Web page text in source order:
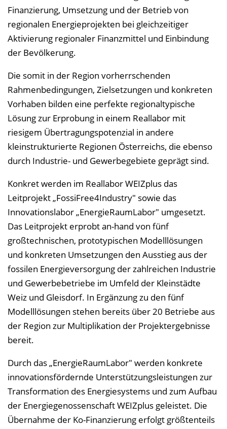
Finanzierung, Umsetzung und der Betrieb von
regionalen Energieprojekten bei gleichzeitiger
Aktivierung regionaler Finanzmittel und Einbindung
der Bevölkerung.
Die somit in der Region vorherrschenden
Rahmenbedingungen, Zielsetzungen und konkreten
Vorhaben bilden eine perfekte regionaltypische
Lösung zur Erprobung in einem Reallabor mit
riesigem Übertragungspotenzial in andere
kleinstrukturierte Regionen Österreichs, die ebenso
durch Industrie- und Gewerbegebiete geprägt sind.
Konkret werden im Reallabor WEIZplus das
Leitprojekt „FossiFree4Industry" sowie das
Innovationslabor „EnergieRaumLabor" umgesetzt.
Das Leitprojekt erprobt an-hand von fünf
großtechnischen, prototypischen Modelllösungen
und konkreten Umsetzungen den Ausstieg aus der
fossilen Energieversorgung der zahlreichen Industrie
und Gewerbebetriebe im Umfeld der Kleinstädte
Weiz und Gleisdorf. In Ergänzung zu den fünf
Modelllösungen stehen bereits über 20 Betriebe aus
der Region zur Multiplikation der Projektergebnisse
bereit.
Durch das „EnergieRaumLabor" werden konkrete
innovationsfördernde Unterstützungsleistungen zur
Transformation des Energiesystems und zum Aufbau
der Energiegenossenschaft WEIZplus geleistet. Die
Übernahme der Ko-Finanzierung erfolgt größtenteils